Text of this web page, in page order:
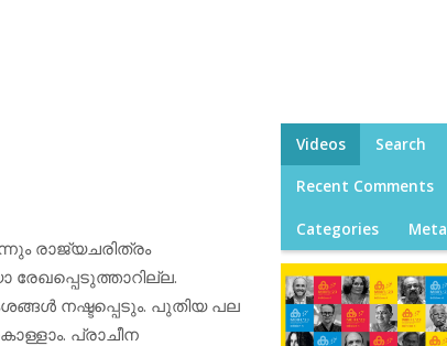
രാജ്യചരിത്രം
നഷ്ടപ്പെടും. പുതിയ പല
പ്രാചീന
Videos Search
Recent Comments
Categories Meta